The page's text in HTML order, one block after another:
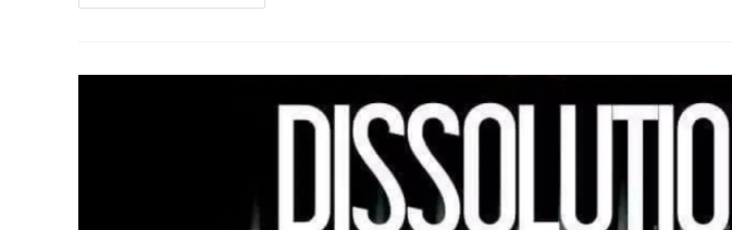
Partage